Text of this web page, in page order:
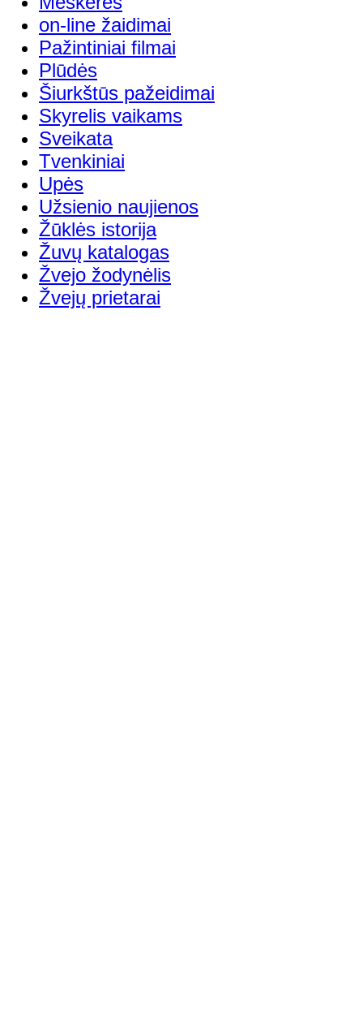
on-line žaidimai
Pažintiniai filmai
Plūdės
Šiurkštūs pažeidimai
Skyrelis vaikams
Sveikata
Tvenkiniai
Upės
Užsienio naujienos
Žūklės istorija
Žuvų katalogas
Žvejo žodynėlis
Žvejų prietarai